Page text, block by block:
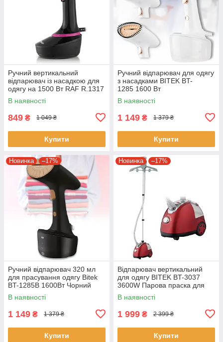
Ручний вертикальний
відпарювач із насадкою для
одягу на 1500 Вт RAF R.1317
Чорний Електричний
відпарювач
В наявності
849 ₴ 1 049 ₴
Купити
Ручний відпарювач для одягу
з насадками BITEK BT-
1285 1600 Вт
В наявності
1 149 ₴ 1 379 ₴
Купити
Новинка –17%
Ручний відпарювач 320 мл
для прасування одягу Bitek
BT-1285В 1600Вт Чорний
В наявності
1 149 ₴ 1 379 ₴
Купити
Новинка –17%
​​Відпарювач вертикальний
для одягу BITEK BT-3037
3600W Парова праска для
всіх видів тканини
В наявності
1 999 ₴ 2 399 ₴
Купити